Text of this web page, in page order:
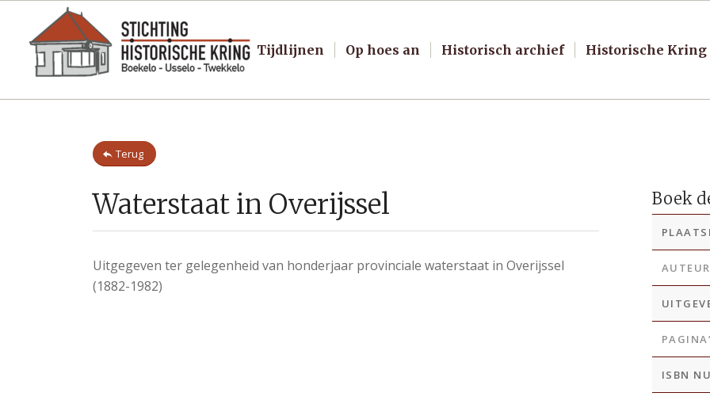
Tijdlijnen Op hoes an Historisch archief Historische Kring
Terug
Waterstaat in Overijssel
Uitgegeven ter gelegenheid van honderjaar provinciale waterstaat in Overijssel
(1882-1982)
Boek
AUTEUR
ISBN